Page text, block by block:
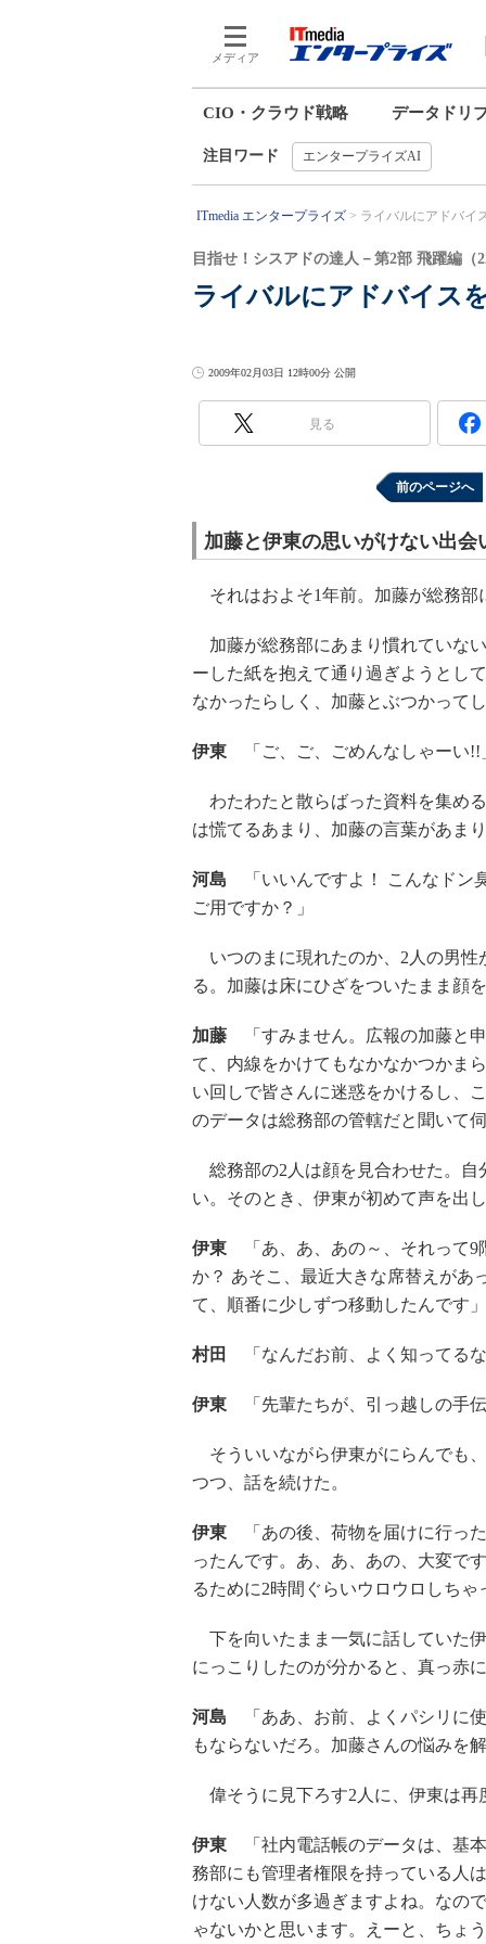
メディア
CIO・クラウド戦略 データドリ
注目ワード エンタープライズAI
ITmedia エンタープライズ ライバルにアドバイ
ライバルにアドバイス
目指せ！シスアドの達人－第2部 飛躍編（
2009年02月03日 12時00分 公開
見る
前のページへ
加藤と伊東の思いがけない出会
それはおよそ1年前。加藤が総務部
加藤が総務部にあまり慣れていな
ーした紙を抱えて通り過ぎようとし
なかったらしく、加藤とぶつかって
伊東 「ご、ご、ごめんなしゃーい!!
わたわたと散らばった資料を集め
は慌てるあまり、加藤の言葉があま
河島 「いいんですよ！ こんなドン
ご用ですか？」
いつのまに現れたのか、2人の男性
る。加藤は床にひざをついたまま顔
加藤 「すみません。広報の加藤と
て、内線をかけてもなかなかつかま
い回しで皆さんに迷惑をかけるし
のデータは総務部の管轄だと聞い
総務部の2人は顔を見合わせた。自
い。そのとき、伊東が初めて声を出
伊東 「あ、あ、あの～、それって9
か？ あそこ、最近大きな席替えがあ
て、順番に少しずつ移動したんです」
村田 「なんだお前、よく知ってる
伊東 「先輩たちが、引っ越しの手
そういいながら伊東がにらんでも
つつ、話を続けた。
伊東 「あの後、荷物を届けに行っ
ったんです。あ、あ、あの、大変で
るために2時間ぐらいウロウロしち
下を向いたまま一気に話していた
にっこりしたのが分かると、真っ赤
河島 「ああ、お前、よくパシリに
もならないだろ。加藤さんの悩みを
偉そうに見下ろす2人に、伊東は再
伊東 「社内電話帳のデータは、基
務部にも管理者権限を持っている人
けない人数が多過ぎますよね。なの
ゃないかと思います。えーと、ちょ